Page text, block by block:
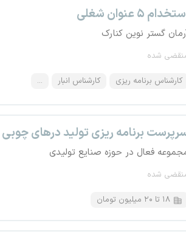
۵ عنوان شغلی
گستر نوین کنارک
شده
کارشناس برنامه ریزی کارشناس انبار ...
برنامه ریزی تولید درهای چوبی
فعال در حوزه صنایع تولیدی
شده
۱۸ تا ۲۰ میلیون تومان